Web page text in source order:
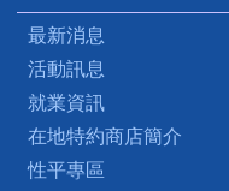
最新消息
活動訊息
就業資訊
在地特約商店簡介
性平專區